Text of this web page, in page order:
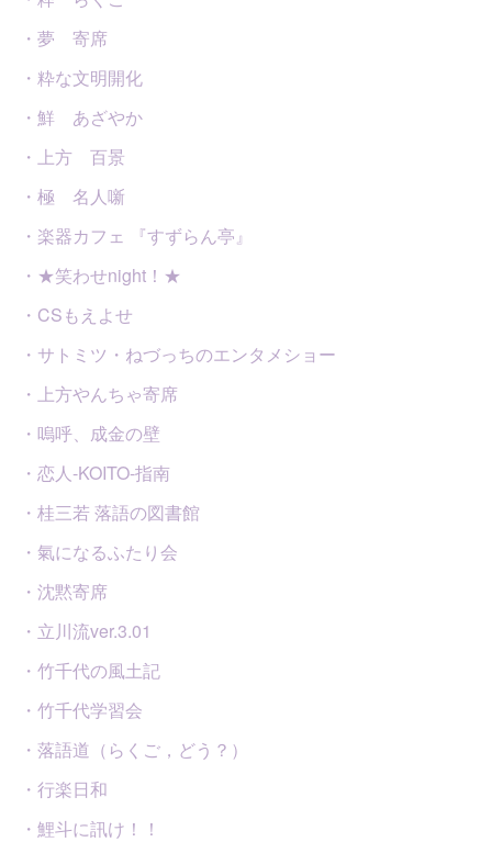
・夢 寄席
・粋な文明開化
・鮮 あざやか
・上方 百景
・極 名人噺
・楽器カフェ 『すずらん亭』
・★笑わせnight！★
・CSもえよせ
・サトミツ・ねづっちのエンタメショー
・上方やんちゃ寄席
・嗚呼、成金の壁
・恋人-KOITO-指南
・桂三若 落語の図書館
・氣になるふたり会
・沈黙寄席
・立川流ver.3.01
・竹千代の風土記
・竹千代学習会
・落語道（らくご，どう？）
・行楽日和
・鯉斗に訊け！！